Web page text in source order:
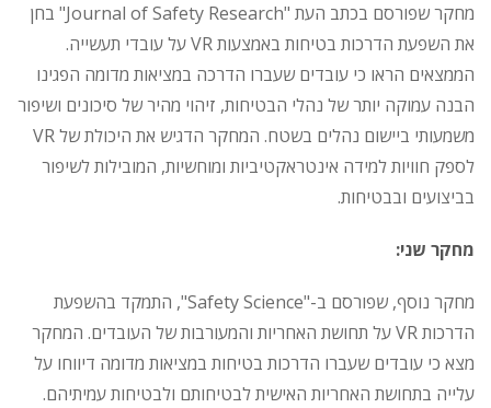
מחקר שפורסם בכתב העת "Journal of Safety Research" בחן
את השפעת הדרכות בטיחות באמצעות VR על עובדי תעשייה.
הממצאים הראו כי עובדים שעברו הדרכה במציאות מדומה הפגינו
הבנה עמוקה יותר של נהלי הבטיחות, זיהוי מהיר של סיכונים ושיפור
משמעותי ביישום נהלים בשטח. המחקר הדגיש את היכולת של VR
לספק חוויות למידה אינטראקטיביות ומוחשיות, המובילות לשיפור
בביצועים ובבטיחות.
מחקר שני:
מחקר נוסף, שפורסם ב-"Safety Science", התמקד בהשפעת
הדרכות VR על תחושת האחריות והמעורבות של העובדים. המחקר
מצא כי עובדים שעברו הדרכות בטיחות במציאות מדומה דיווחו על
עלייה בתחושת האחריות האישית לבטיחותם ולבטיחות עמיתיהם.